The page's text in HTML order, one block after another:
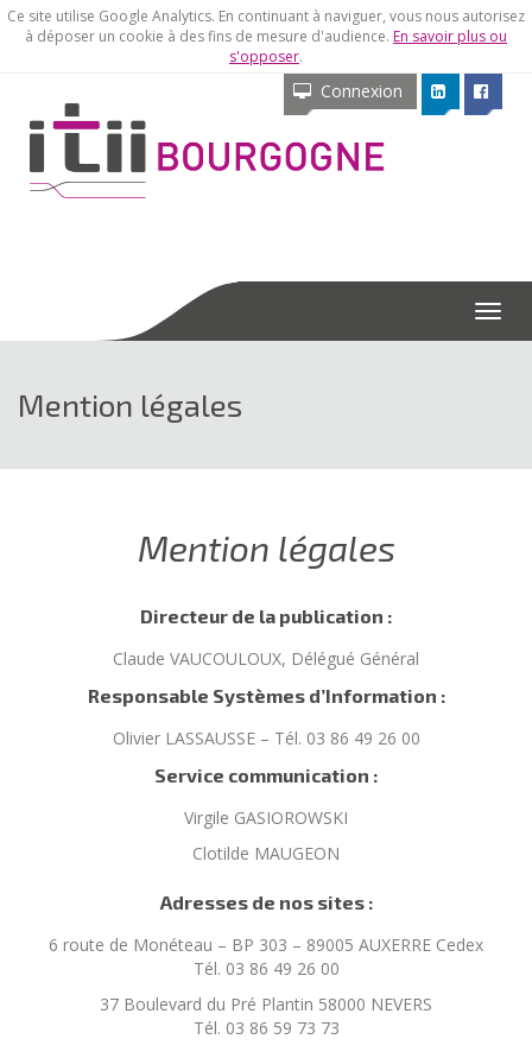
Ce site utilise Google Analytics. En continuant à naviguer, vous nous autorisez
à déposer un cookie à des fins de mesure d'audience. En savoir plus ou
s'opposer.
Connexion
Menu
Mention légales
Mention légales
Directeur de la publication :
Claude VAUCOULOUX, Délégué Général
Responsable Systèmes d’Information :
Olivier LASSAUSSE – Tél. 03 86 49 26 00
Service communication :
Virgile GASIOROWSKI
Clotilde MAUGEON
Adresses de nos sites :
6 route de Monéteau – BP 303 – 89005 AUXERRE Cedex
Tél. 03 86 49 26 00
37 Boulevard du Pré Plantin 58000 NEVERS
Tél. 03 86 59 73 73